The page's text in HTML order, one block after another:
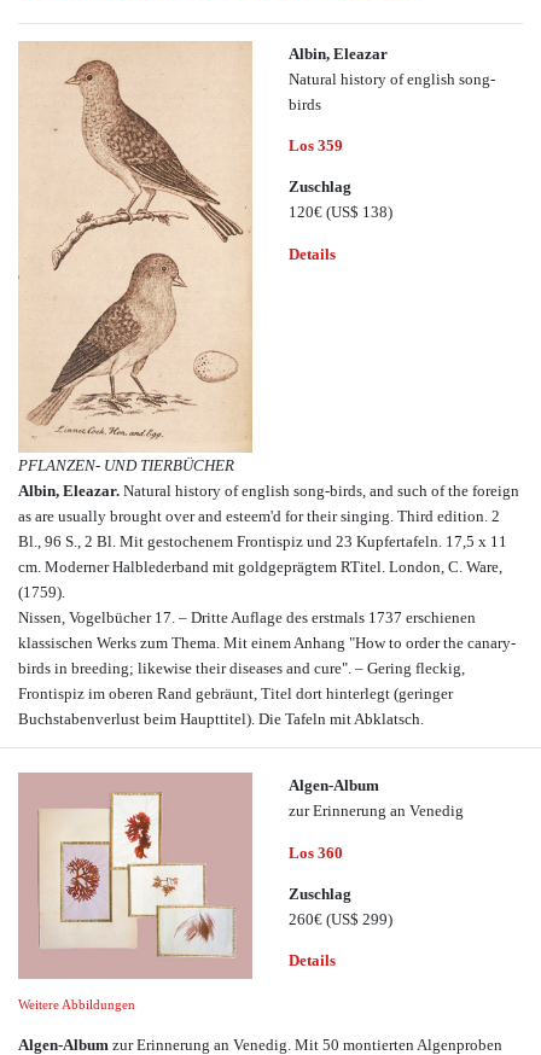
Albin, Eleazar
Natural history of english song-
birds
Los 359
Zuschlag
120€ (US$ 138)
Details
PFLANZEN- UND TIERBÜCHER
Albin, Eleazar. Natural history of english song-birds, and such of the foreign
as are usually brought over and esteem'd for their singing. Third edition. 2
Bl., 96 S., 2 Bl. Mit gestochenem Frontispiz und 23 Kupfertafeln. 17,5 x 11
cm. Moderner Halblederband mit goldgeprägtem RTitel. London, C. Ware,
(1759).
Nissen, Vogelbücher 17. – Dritte Auflage des erstmals 1737 erschienen
klassischen Werks zum Thema. Mit einem Anhang "How to order the canary-
birds in breeding; likewise their diseases and cure". – Gering fleckig,
Frontispiz im oberen Rand gebräunt, Titel dort hinterlegt (geringer
Buchstabenverlust beim Haupttitel). Die Tafeln mit Abklatsch.
Weitere Abbildungen
Algen-Album
zur Erinnerung an Venedig
Los 360
Zuschlag
260€ (US$ 299)
Details
Algen-Album zur Erinnerung an Venedig. Mit 50 montierten Algenproben